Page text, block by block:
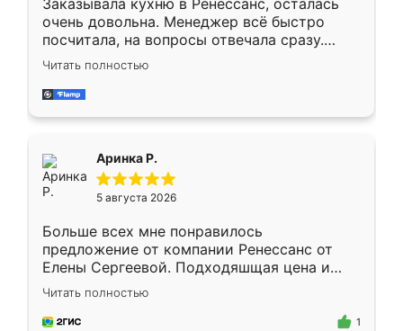
Заказывала кухню в Ренессанс, осталась
очень довольна. Менеджер всё быстро
посчитала, на вопросы отвечала сразу.
Замерщик приехал в субботу, подошёл к
делу со всей ответственностью. Собрали
за день, ребята работали аккуратно, даже
Читать полностью
Аринка Р.
5 августа 2026
Больше всех мне понравилось
предложение от компании Ренессанс от
Елены Сергеевой. Подходяшщая цена и
короткие сроки изготовления. Приехавший
для замера сотрудник Владислав
предложил по моему эскизу самый
Читать полностью
1